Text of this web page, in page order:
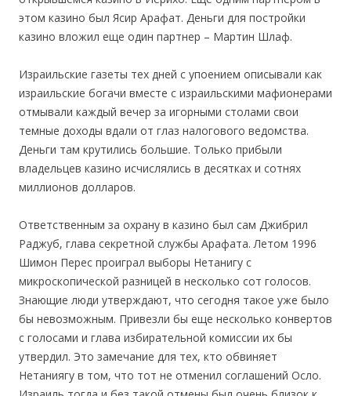
этом казино был Ясир Арафат. Деньги для постройки
казино вложил еще один партнер – Мартин Шлаф.
Израильские газеты тех дней с упоением описывали как
израильские богачи вместе с израильскими мафионерами
отмывали каждый вечер за игорными столами свои
темные доходы вдали от глаз налогового ведомства.
Деньги там крутились большие. Только прибыли
владельцев казино исчислялись в десятках и сотнях
миллионов долларов.
Ответственным за охрану в казино был сам Джибрил
Раджуб, глава секретной службы Арафата. Летом 1996
Шимон Перес проиграл выборы Нетанигу с
микроскопической разницей в несколько сот голосов.
Знающие люди утверждают, что сегодня такое уже было
бы невозможным. Привезли бы еще несколько конвертов
с голосами и глава избирательной комиссии их бы
утвердил. Это замечание для тех, кто обвиняет
Нетаниягу в том, что тот не отменил соглашений Осло.